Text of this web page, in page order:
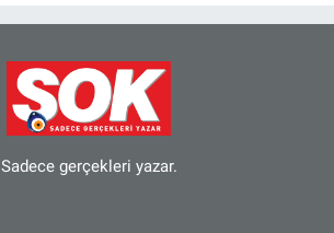
Sadece gerçekleri yazar.